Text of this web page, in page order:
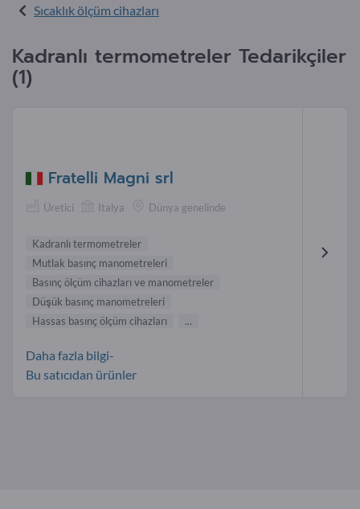
Sıcaklık ölçüm cihazları
Kadranlı termometreler Tedarikçiler
(1)
Fratelli Magni srl
Üretici Italya Dünya genelinde
Kadranlı termometreler
Mutlak basınç manometreleri
Basınç ölçüm cihazları ve manometreler
Düşük basınç manometreleri
Hassas basınç ölçüm cihazları
...
Daha fazla bilgi-
Bu satıcıdan ürünler